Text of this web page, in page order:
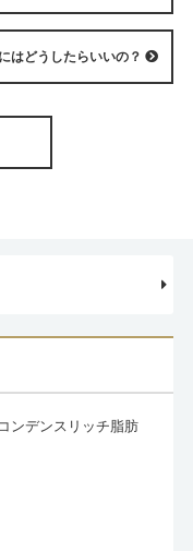
はどうしたらいいの？
ンデンスリッチ脂肪